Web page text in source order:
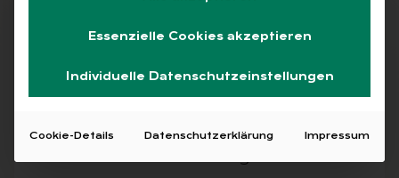
AUSGABE 2/2025
Essenzielle Cookies akzeptieren
Individuelle Datenschutzeinstellungen
Cookie-Details Datenschutzerklärung Impressum